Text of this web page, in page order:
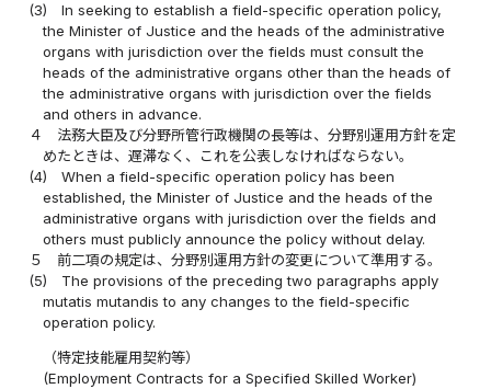
(3)
In seeking to establish a field-specific operation policy,
the Minister of Justice and the heads of the administrative
organs with jurisdiction over the fields must consult the
heads of the administrative organs other than the heads of
the administrative organs with jurisdiction over the fields
and others in advance.
４
法務大臣及び分野所管行政機関の長等は、分野別運用方針を定
めたときは、遅滞なく、これを公表しなければならない。
(4)
When a field-specific operation policy has been
established, the Minister of Justice and the heads of the
administrative organs with jurisdiction over the fields and
others must publicly announce the policy without delay.
５
前二項の規定は、分野別運用方針の変更について準用する。
(5)
The provisions of the preceding two paragraphs apply
mutatis mutandis to any changes to the field-specific
operation policy.
（特定技能雇用契約等）
(Employment Contracts for a Specified Skilled Worker)